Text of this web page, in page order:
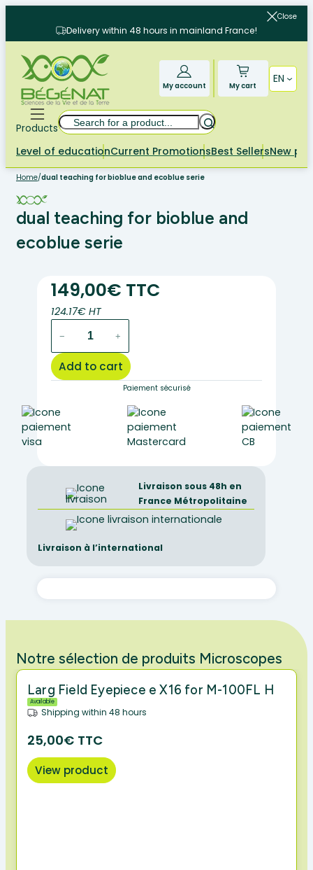
content
Close
Delivery within 48 hours in mainland France!
My account My cart
EN
Products
Search
Level of educationCurrent PromotionsBest SellersNew
Home/dual teaching for bioblue and ecoblue serie
dual teaching for bioblue and
ecoblue serie
149,00€ TTC
124.17€ HT
teaching
for
bioblue
serie
quantity
− +
Add to cart
Paiement sécurisé
Livraison sous 48h en
France Métropolitaine
Livraison à l’international
Notre sélection de produits Microscopes
Larg Field Eyepiece e X16 for M-100FL H
Available
Shipping within 48 hours
25,00€ TTC
View product